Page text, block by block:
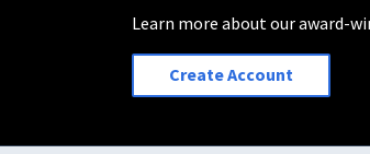
Learn more about our award-
Create Account